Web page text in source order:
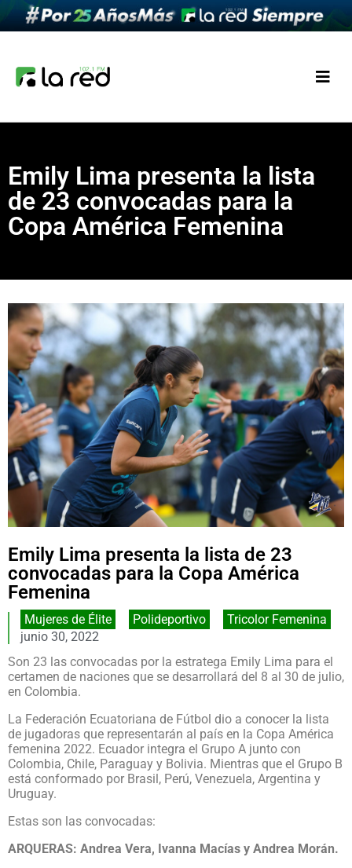
Emily Lima presenta la lista
de 23 convocadas para la
Copa América Femenina
Emily Lima presenta la lista de 23
convocadas para la Copa América
Femenina
Mujeres de Élite Polideportivo
Tricolor Femenina
junio 30, 2022
Son 23 las convocadas por la estratega Emily Lima para el
certamen de naciones que se desarrollará del 8 al 30 de julio,
en Colombia.
La Federación Ecuatoriana de Fútbol dio a conocer la lista
de jugadoras que representarán al país en la Copa América
femenina 2022. Ecuador integra el Grupo A junto con
Colombia, Chile, Paraguay y Bolivia. Mientras que el Grupo B
está conformado por Brasil, Perú, Venezuela, Argentina y
Uruguay.
Estas son las convocadas:
ARQUERAS: Andrea Vera, Ivanna Macías y Andrea Morán.